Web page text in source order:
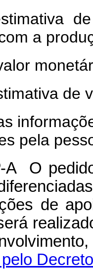
a
de
pela
A O
de